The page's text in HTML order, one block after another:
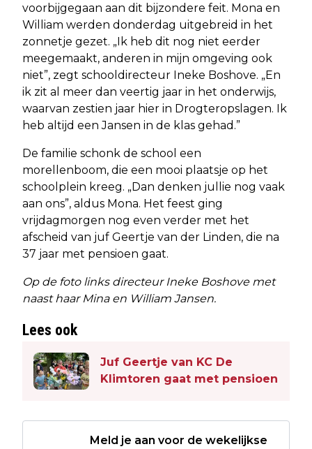
voorbijgegaan aan dit bijzondere feit. Mona en
William werden donderdag uitgebreid in het
zonnetje gezet. „Ik heb dit nog niet eerder
meegemaakt, anderen in mijn omgeving ook
niet”, zegt schooldirecteur Ineke Boshove. „En
ik zit al meer dan veertig jaar in het onderwijs,
waarvan zestien jaar hier in Drogteropslagen. Ik
heb altijd een Jansen in de klas gehad.”
De familie schonk de school een
morellenboom, die een mooi plaatsje op het
schoolplein kreeg. „Dan denken jullie nog vaak
aan ons”, aldus Mona. Het feest ging
vrijdagmorgen nog even verder met het
afscheid van juf Geertje van der Linden, die na
37 jaar met pensioen gaat.
Op de foto links directeur Ineke Boshove met
naast haar Mina en William Jansen.
Lees ook
Juf Geertje van KC De
Klimtoren gaat met pensioen
Meld je aan voor de wekelijkse